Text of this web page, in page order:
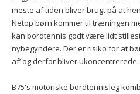
meste af tiden bliver brugt på at
Netop børn kommer til træningen
kan bordtennis godt være lidt
nybegyndere. Der er risiko for at
af’ og derfor bliver ukoncentrerede.
B75's motoriske bordtennisleg